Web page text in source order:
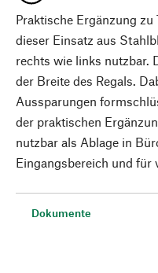
Praktische Ergänzung
dieser Einsatz aus
rechts wie links nutzbar.
der Breite des Regals.
Aussparungen
der praktischen
nutzbar als Ablage in
Eingangsbereich und für
Dokumente